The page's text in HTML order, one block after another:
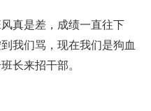
真是差，成绩一直往下
我们骂，现在我们是狗血
长来招干部。